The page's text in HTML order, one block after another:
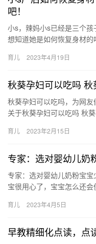
吧！
小s，辣妈小s已经是三个孩
想知道她是如何恢复身材
育儿 2023年4月19日
秋葵孕妇可以吃吗
秋葵孕妇可以吃吗，为网友
关于秋葵孕妇可以吃吗 秋
育儿 2023年2月15日
专家：选对婴幼儿奶
专家：选对婴幼儿奶粉宝
宝很用心了，宝宝怎么还
对婴…
育儿 2023年4月5日
早教精细化点读，点